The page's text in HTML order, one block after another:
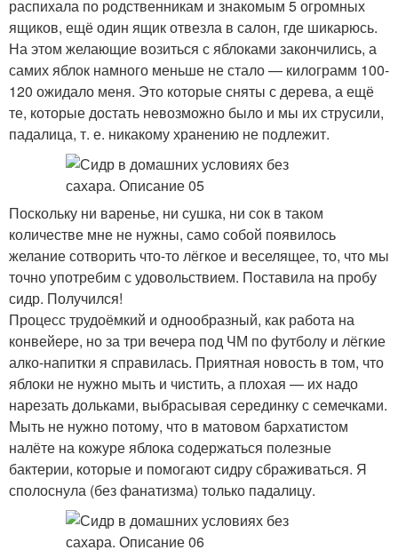
распихала по родственникам и знакомым 5 огромных
ящиков, ещё один ящик отвезла в салон, где шикарюсь.
На этом желающие возиться с яблоками закончились, а
самих яблок намного меньше не стало — килограмм 100-
120 ожидало меня. Это которые сняты с дерева, а ещё
те, которые достать невозможно было и мы их струсили,
падалица, т. е. никакому хранению не подлежит.
Поскольку ни варенье, ни сушка, ни сок в таком
количестве мне не нужны, само собой появилось
желание сотворить что-то лёгкое и веселящее, то, что мы
точно употребим с удовольствием. Поставила на пробу
сидр. Получился!
Процесс трудоёмкий и однообразный, как работа на
конвейере, но за три вечера под ЧМ по футболу и лёгкие
алко-напитки я справилась. Приятная новость в том, что
яблоки не нужно мыть и чистить, а плохая — их надо
нарезать дольками, выбрасывая серединку с семечками.
Мыть не нужно потому, что в матовом бархатистом
налёте на кожуре яблока содержаться полезные
бактерии, которые и помогают сидру сбраживаться. Я
сполоснула (без фанатизма) только падалицу.